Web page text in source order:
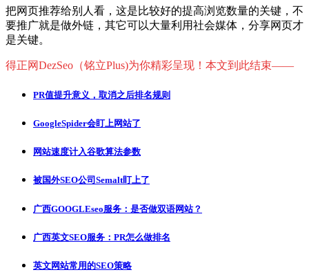
把网页推荐给别人看，这是比较好的提高浏览数量的关键，不
要推广就是做外链，其它可以大量利用社会媒体，分享网页才
是关键。
得正网DezSeo（铭立Plus)为你精彩呈现！本文到此结束——
PR值提升意义，取消之后排名规则
GoogleSpider会盯上网站了
网站速度计入谷歌算法参数
被国外SEO公司Semalt盯上了
广西GOOGLEseo服务：是否做双语网站？
广西英文SEO服务：PR怎么做排名
英文网站常用的SEO策略